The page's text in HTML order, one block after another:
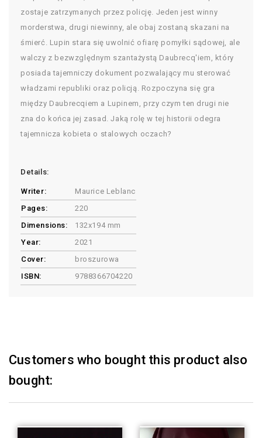
zostaje zatrzymanych przez policję. Jeden jest winny
morderstwa, drugi niewinny, ale obaj zostaną skazani na
śmierć. Lupin stara się uwolnić ofiarę pomyłki sądowej, ale
walczy z bezwzględnym szantażystą Daubrecq'iem, który
posiada tajemniczy dokument pozwalający mu sterować
władzami republiki oraz policją. Rozpoczyna się gra
między Daubrecqiem a Lupinem, przy czym ten drugi nie
zna do końca jej zasad. Jaką rolę w tej historii odegra
tajemnicza kobieta o stalowych oczach?
Details:
Writer:
Maurice Leblanc
Pages:
220
Dimensions:
132x194 mm
Year:
2021
Cover:
broszurowa
ISBN:
9788366704220
Customers who bought this product also
bought: